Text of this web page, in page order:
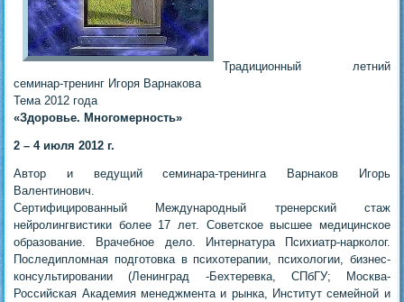
Традиционный летний
семинар-тренинг Игоря Варнакова
Тема 2012 года
«Здоровье. Многомерность»
2 – 4 июля 2012 г.
Автор и ведущий семинара-тренинга Варнаков Игорь
Валентинович.
Сертифицированный Международный тренерский стаж
нейролингвистики более 17 лет. Советское высшее медицинское
образование. Врачебное дело. Интернатура Психиатр-нарколог.
Последипломная подготовка в психотерапии, психологии, бизнес-
консультировании (Ленинград -Бехтеревка, СПбГУ; Москва-
Российская Академия менеджмента и рынка, Институт семейной и